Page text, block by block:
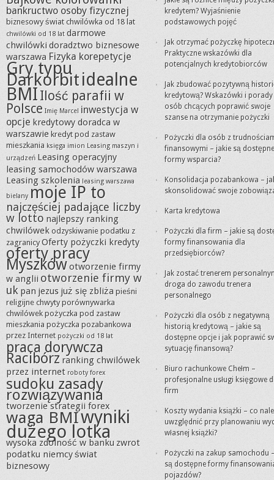
bankructwo osoby fizycznej
biznesowy świat chwilówka od 18 lat
chwilówki od 18 lat darmowe
chwilówkidoradztwo biznesowe
warszawa Fizyka korepetycje
Gry typu
Darkorbitidealne
BMIIlość parafii w
Polsce Imię Marcel inwestycja w
opcje kredytowy doradca w
warszawie kredyt pod zastaw
mieszkania księga imion Leasing maszyn i
urządzeń Leasing operacyjny
leasing samochodów warszawa
Leasing szkolenia leasing warszawa
bielany moje IP to
najczęściej padające liczby
w lotto najlepszy ranking
chwilówek odzyskiwanie podatku z
zagranicy Oferty pożyczki kredyty
oferty pracy
Myszkówotworzenie firmy
w anglii otworzenie firmy w
uk pan jezus już się zbliża pieśni
religijne chwyty porównywarka
chwilówek pożyczka pod zastaw
mieszkania pożyczka pozabankowa
przez Internet pożyczki od 18 lat
praca dorywcza
Racibórz ranking chwilówek
przez internet roboty forex
sudoku zasady
rozwiązywania
tworzenie strategii forex
waga BMIwyniki
dużego lotka
wysoka zdolność w banku zwrot
podatku niemcyświat
biznesowy
kredytem? Wyjaśnienie
podstawowych pojęć
Jak otrzymać pożyczkę
Praktyczne wskazówki dla
potencjalnych kredytobiorców
Jak zbudować pozytywną
kredytową? Wskazówki i
osób chcących poprawić swoje
szanse na otrzymanie pożyczki
Pożyczki dla osób z
finansowymi – jakie są dostępne
formy wsparcia?
Konsolidacja pozabankowa –
skonsolidować swoje
Karta kredytowa
Pożyczki dla firm – jakie są
formy finansowania dla
przedsiębiorców?
Jak zostać trenerem
droga do zawodu trenera
personalnego
Pożyczki dla osób z negatywną
historią kredytową – jakie są
dostępne opcje i jak poprawić
sytuację finansową?
Biuro rachunkowe Chełm –
profesjonalne usługi księgowe
firm
Koszty wydania książki – co
uwzględnić przy planowaniu
własnej książki?
Pożyczki na zakup samochodu
są dostępne formy
pojazdów?